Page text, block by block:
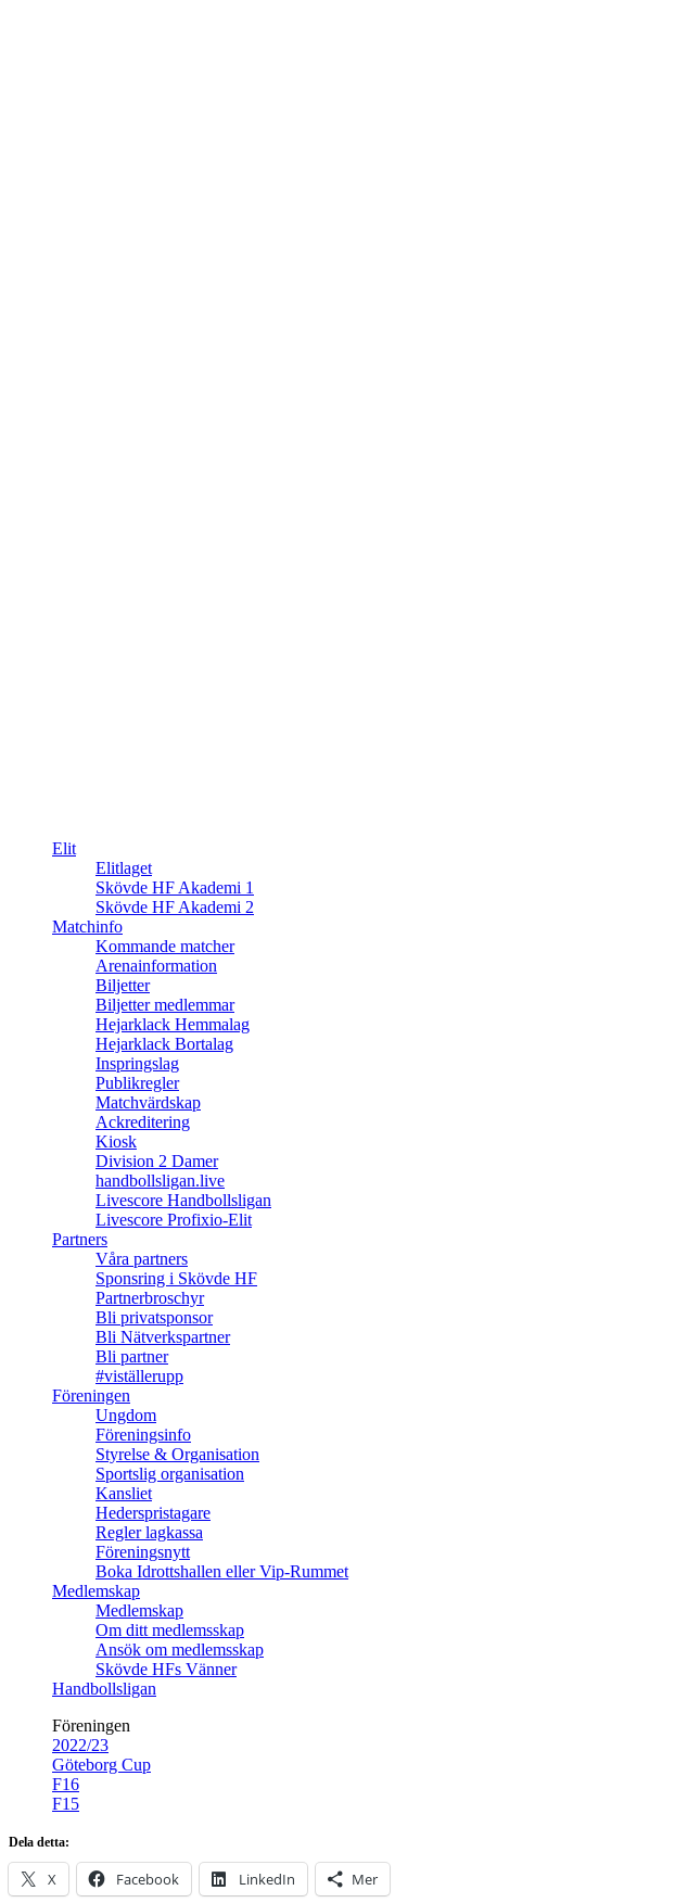
Elit
Elitlaget
Skövde HF Akademi 1
Skövde HF Akademi 2
Matchinfo
Kommande matcher
Arenainformation
Biljetter
Biljetter medlemmar
Hejarklack Hemmalag
Hejarklack Bortalag
Inspringslag
Publikregler
Matchvärdskap
Ackreditering
Kiosk
Division 2 Damer
handbollsligan.live
Livescore Handbollsligan
Livescore Profixio-Elit
Partners
Våra partners
Sponsring i Skövde HF
Partnerbroschyr
Bli privatsponsor
Bli Nätverkspartner
Bli partner
#viställerupp
Föreningen
Ungdom
Föreningsinfo
Styrelse & Organisation
Sportslig organisation
Kansliet
Hederspristagare
Regler lagkassa
Föreningsnytt
Boka Idrottshallen eller Vip-Rummet
Medlemskap
Medlemskap
Om ditt medlemsskap
Ansök om medlemsskap
Skövde HFs Vänner
Handbollsligan
Föreningen
2022/23
Göteborg Cup
F16
F15
Dela detta:
X Facebook LinkedIn Mer